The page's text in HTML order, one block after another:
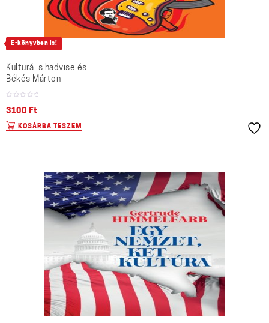
E-könyvben is!
Kulturális hadviselés
Békés Márton
3100 Ft
KOSÁRBA TESZEM